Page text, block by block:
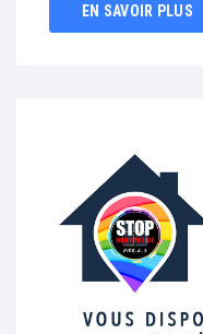
EN SAVOIR PLUS